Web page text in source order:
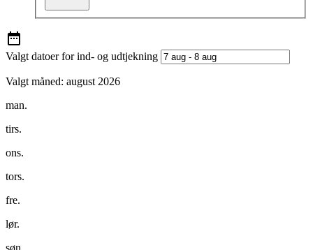
Valgt datoer for ind- og udtjekning
Valgt måned: august 2026
man.
tirs.
ons.
tors.
fre.
lør.
søn.